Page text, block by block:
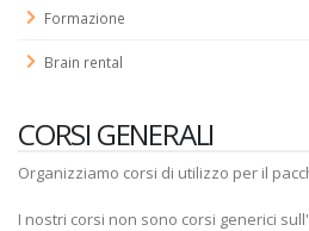
Formazione
Brain rental
CORSI GENERALI
Organizziamo corsi di utilizzo per il
I nostri corsi non sono corsi generici